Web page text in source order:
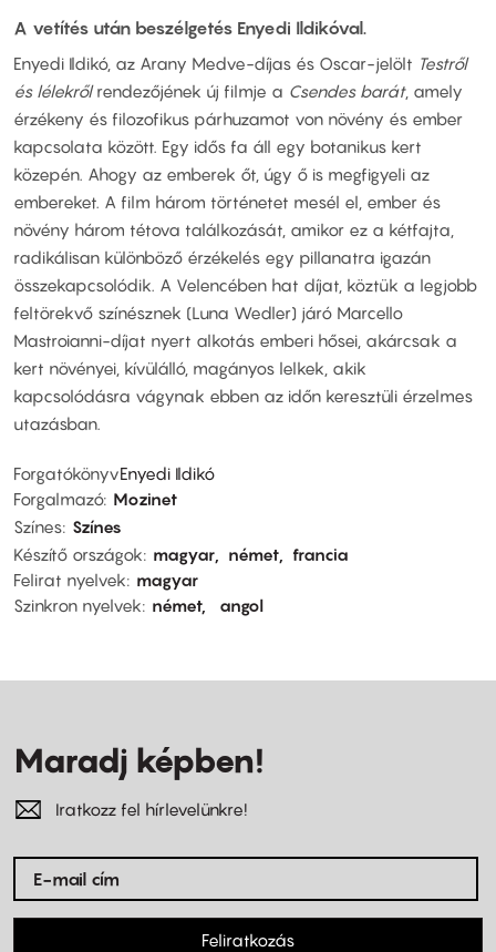
A vetítés után beszélgetés Enyedi Ildikóval.
Enyedi Ildikó, az Arany Medve-díjas és Oscar-jelölt Testről
és lélekrőlrendezőjének új filmje a Csendes barát, amely
érzékeny és filozofikus párhuzamot von növény és ember
kapcsolata között. Egy idős fa áll egy botanikus kert
közepén. Ahogy az emberek őt, úgy ő is megfigyeli az
embereket. A film három történetet mesél el, ember és
növény három tétova találkozását, amikor ez a kétfajta,
radikálisan különböző érzékelés egy pillanatra igazán
összekapcsolódik. A Velencében hat díjat, köztük a legjobb
feltörekvő színésznek (Luna Wedler) járó Marcello
Mastroianni-díjat nyert alkotás emberi hősei, akárcsak a
kert növényei, kívülálló, magányos lelkek, akik
kapcsolódásra vágynak ebben az időn keresztüli érzelmes
utazásban.
ForgatókönyvEnyedi Ildikó
Forgalmazó Mozinet
Színes Színes
Készítő országok
magyar német
francia
Felirat nyelvek
magyar
Szinkron nyelvek
német angol
Maradj képben!
Iratkozz fel hírlevelünkre!
Feliratkozás